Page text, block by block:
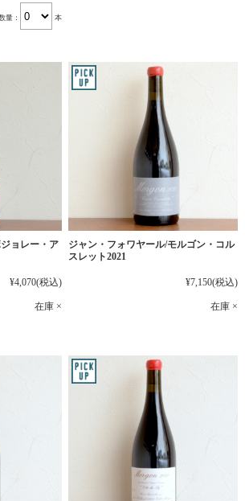
量： 本
ョレー・ア
¥4,070(税込)
在庫 ×
ジャン・フォワヤール/モルゴン・コル
スレット2021
¥7,150(税込)
在庫 ×